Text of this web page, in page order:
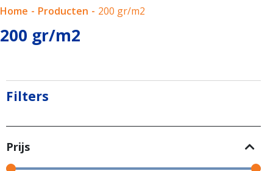
Home - Producten - 200 gr/m2
200 gr/m2
Filters
Prijs